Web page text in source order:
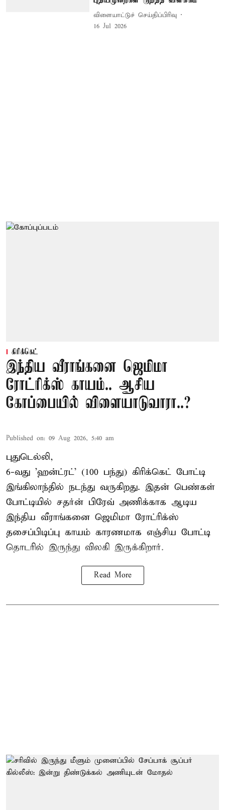
விளையாட்டுச் செய்திப்பிரிவு
16 Jul 2026
கிரிக்கெட்
இந்திய வீராங்கனை ஜெமிமா
ரோட்ரிக்ஸ் காயம்.. ஆசிய
கோப்பையில் விளையாடுவாரா..?
Published on: 09 Aug 2026, 5:40 am
புதுடெல்லி,
6-வது 'ஹன்ட்ரட்' (100 பந்து) கிரிக்கெட் போட்டி
இங்கிலாந்தில் நடந்து வருகிறது. இதன் பெண்கள்
போட்டியில் சதர்ன் பிரேவ் அணிக்காக ஆடிய
இந்திய வீராங்கனை ஜெமிமா ரோட்ரிக்ஸ்
தசைப்பிடிப்பு காயம் காரணமாக எஞ்சிய போட்டி
தொடரில் இருந்து விலகி இருக்கிறார்.
Read More